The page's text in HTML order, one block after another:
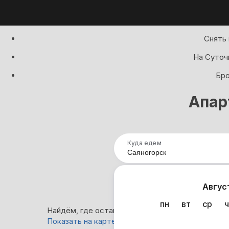
Снять
На
Куда едем
пн
вт ср
Найдём, где остановиться в Саяногорске: 37
Показать на карте